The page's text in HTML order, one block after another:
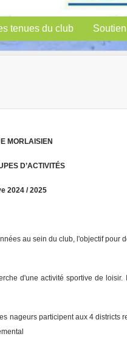
tenues du club
MORLAISIEN
D’ACTIVITÉS
2024 / 2025
au sein du club, l'objectif
d'une activité sportive de
nageurs participent aux 4